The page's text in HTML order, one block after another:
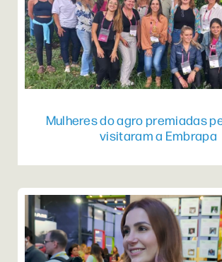
Mulheres do agro premiadas
visitaram a Embrapa